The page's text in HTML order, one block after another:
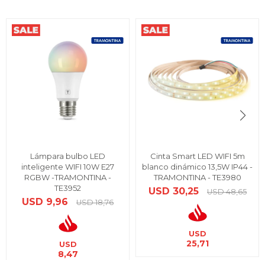
Lámpara bulbo LED
inteligente WIFI 10W E27
RGBW -TRAMONTINA -
TE3952
USD 9,96 USD 18,76
USD
8,47
Cinta Smart LED WIFI 5m
blanco dinámico 13,5W IP44 -
TRAMONTINA - TE3980
USD 30,25 USD 48,65
USD
25,71